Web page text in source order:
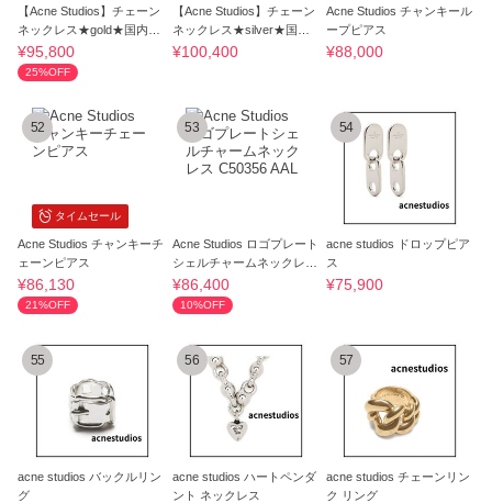
【Acne Studios】チェーン
ネックレス★gold★国内発
送関税込
¥95,800
25%OFF
【Acne Studios】チェーン
ネックレス★silver★国内
発送関税込
¥100,400
Acne Studios チャンキール
ープピアス
¥88,000
タイムセール
52
Acne Studios チャンキーチ
ェーンピアス
¥86,130
21%OFF
53
Acne Studios ロゴプレート
シェルチャームネックレス
C50356 AAL
¥86,400
10%OFF
54
acne studios ドロップピア
ス
¥75,900
55
acne studios バックルリン
グ
56
acne studios ハートペンダ
ント ネックレス
57
acne studios チェーンリン
ク リング